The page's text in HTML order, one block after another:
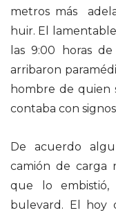
metros más
huir. El
las 9:00 horas
arribaron
hombre de quien
contaba con
De acuerdo
camión de carga
que lo
bulevard. El hoy